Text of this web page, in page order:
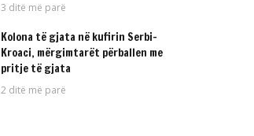
3 ditë më parë
Kolona të gjata në kufirin Serbi–
Kroaci, mërgimtarët përballen me
pritje të gjata
2 ditë më parë